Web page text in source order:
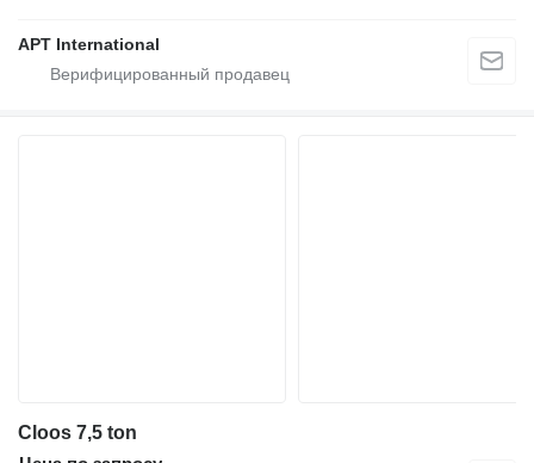
APT International
Cloos 7,5 ton